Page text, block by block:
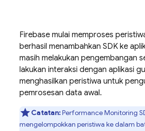
Firebase mulai memproses
berhasil menambahkan SDK ke
masih melakukan pengembangan
lakukan interaksi dengan aplikasi
menghasilkan peristiwa untuk
pemrosesan data awal.
Catatan:Performance Monitoring
mengelompokkan peristiwa ke dalam